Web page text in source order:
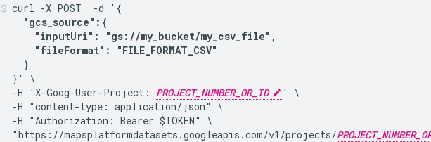
curl -X POST  -d '{
"gcs_source":{
      "inputUri": "gs://my_bucket/my_csv_file",
      "fileFormat": "FILE_FORMAT_CSV"
    }
  }' \
  -H 'X-Goog-User-Project:
PROJECT_NUMBER_OR_ID
' \
  -H "content-type: application/json" \
  -H "Authorization: Bearer $TOKEN" \
  "https://mapsplatformdatasets.googleapis.com/v1/projects/